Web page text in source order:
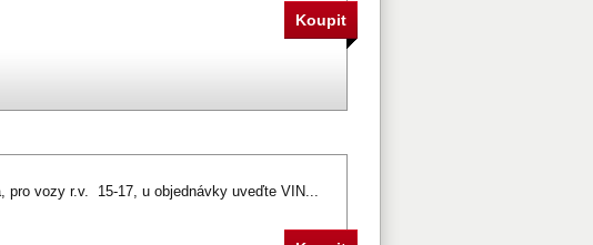
pro vozy r.v. 15-17, u objednávky uveďte VIN...